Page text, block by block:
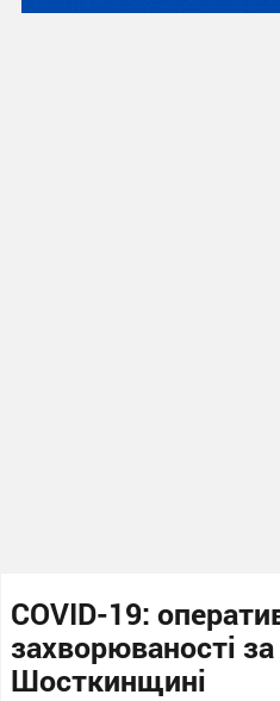
COVID-19:
захворюваності
Шосткинщині